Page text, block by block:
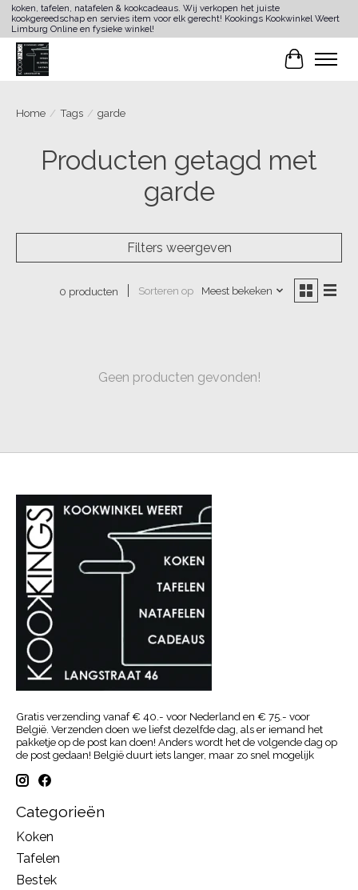
koken, tafelen, natafelen & kookcadeaus. Wij verkopen het juiste
kookgereedschap en servies item voor elk gerecht! Kookings Kookwinkel Weert
Limburg Online en fysieke winkel!
Home / Tags / garde
Producten getagd met
garde
Filters weergeven
0 producten Sorteren op Meest bekeken
Geen producten gevonden!
Gratis verzending vanaf € 40.- voor Nederland en € 75.- voor
België. Verzenden doen we liefst dezelfde dag, als er iemand het
pakketje op de post kan doen! Anders wordt het de volgende dag op
de post gedaan! België duurt iets langer, maar zo snel mogelijk
Categorieën
Koken
Tafelen
Bestek